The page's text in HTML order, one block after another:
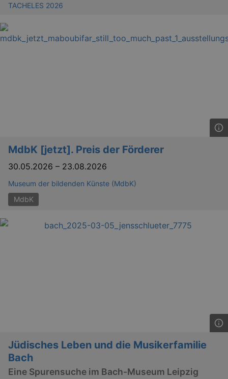
TACHELES 2026
MdbK [jetzt]. Preis der Förderer
30.05.2026 – 23.08.2026
Museum der bildenden Künste (MdbK)
MdbK
Jüdisches Leben und die Musikerfamilie
Bach
Eine Spurensuche im Bach-Museum Leipzig